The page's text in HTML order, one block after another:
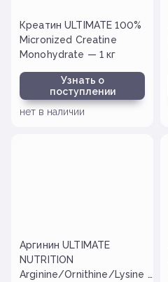
Креатин ULTIMATE 100%
Micronized Creatine
Monohydrate — 1 кг
Узнать о
поступлении
нет в наличии
Аргинин ULTIMATE
NUTRITION
Arginine/Ornithine/Lysine —